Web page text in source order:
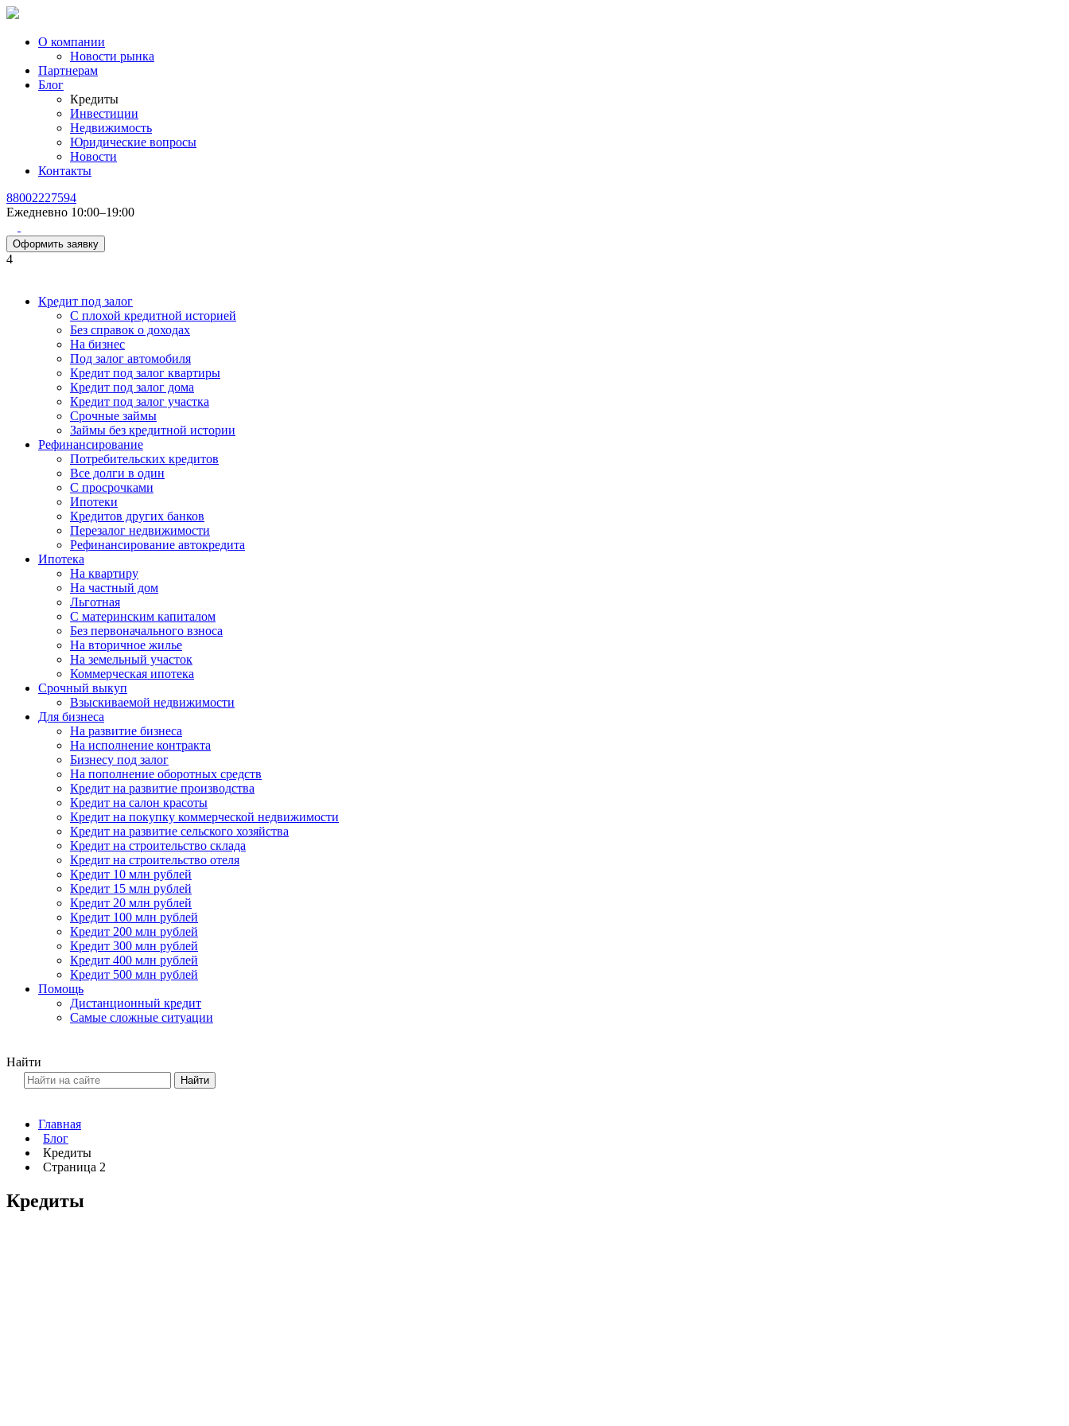
О компании
Новости рынка
Партнерам
Блог
Кредиты
Инвестиции
Недвижимость
Юридические вопросы
Новости
Контакты
88002227594
Ежедневно 10:00–19:00
Оформить заявку
4
Кредит под залог
С плохой кредитной историей
Без справок о доходах
На бизнес
Под залог автомобиля
Кредит под залог квартиры
Кредит под залог дома
Кредит под залог участка
Срочные займы
Займы без кредитной истории
Рефинансирование
Потребительских кредитов
Все долги в один
С просрочками
Ипотеки
Кредитов других банков
Перезалог недвижимости
Рефинансирование автокредита
Ипотека
На квартиру
На частный дом
Льготная
С материнским капиталом
Без первоначального взноса
На вторичное жилье
На земельный участок
Коммерческая ипотека
Срочный выкуп
Взыскиваемой недвижимости
Для бизнеса
На развитие бизнеса
На исполнение контракта
Бизнесу под залог
На пополнение оборотных средств
Кредит на развитие производства
Кредит на салон красоты
Кредит на покупку коммерческой недвижимости
Кредит на развитие сельского хозяйства
Кредит на строительство склада
Кредит на строительство отеля
Кредит 10 млн рублей
Кредит 15 млн рублей
Кредит 20 млн рублей
Кредит 100 млн рублей
Кредит 200 млн рублей
Кредит 300 млн рублей
Кредит 400 млн рублей
Кредит 500 млн рублей
Помощь
Дистанционный кредит
Самые сложные ситуации
Найти
Найти
Главная
Блог
Кредиты
Страница 2
Кредиты